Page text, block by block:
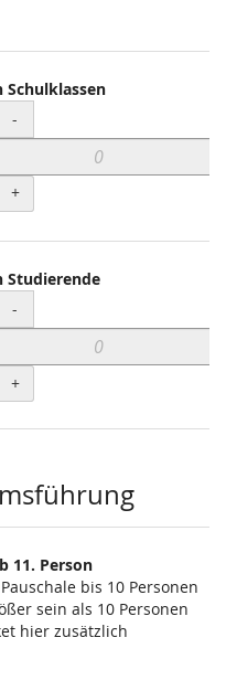
Schulklassen
Menge
-
+
Studierende
Menge
-
+
11. Person
bis 10 Personen
sein als 10 Personen
hier zusätzlich